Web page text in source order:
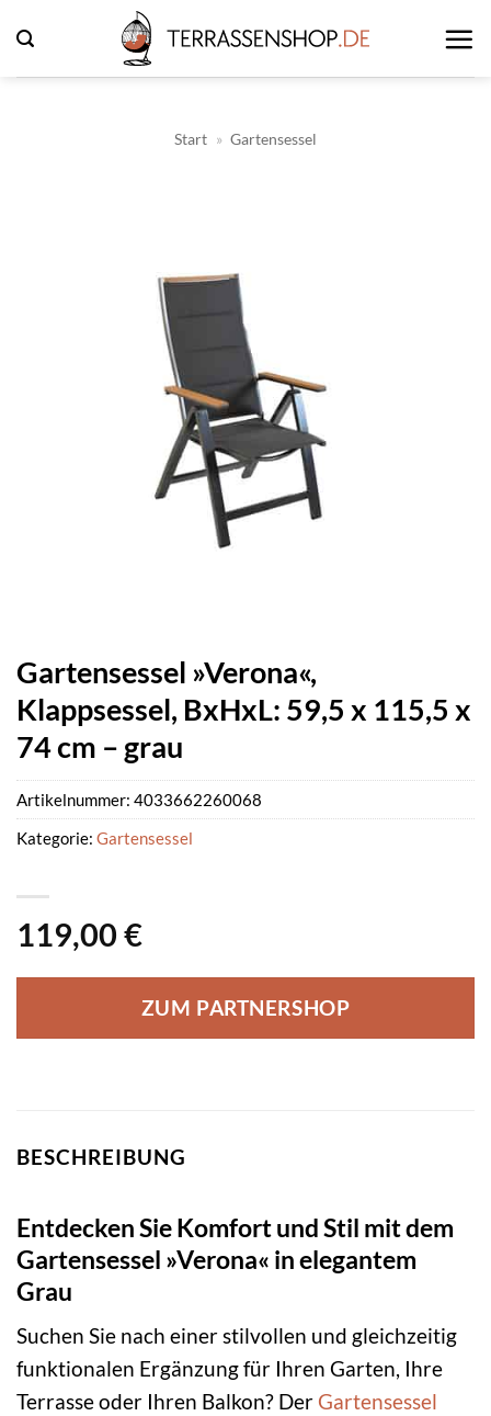
Inhalt
springen
Start » Gartensessel
Gartensessel »Verona«,
Klappsessel, BxHxL: 59,5 x 115,5 x
74 cm – grau
119,00 €
ZUM PARTNERSHOP
Artikelnummer: 4033662260068
Kategorie: Gartensessel
BESCHREIBUNG
Entdecken Sie Komfort und Stil mit dem
Gartensessel »Verona« in elegantem
Grau
Suchen Sie nach einer stilvollen und gleichzeitig
funktionalen Ergänzung für Ihren Garten, Ihre
Terrasse oder Ihren Balkon? Der Gartensessel